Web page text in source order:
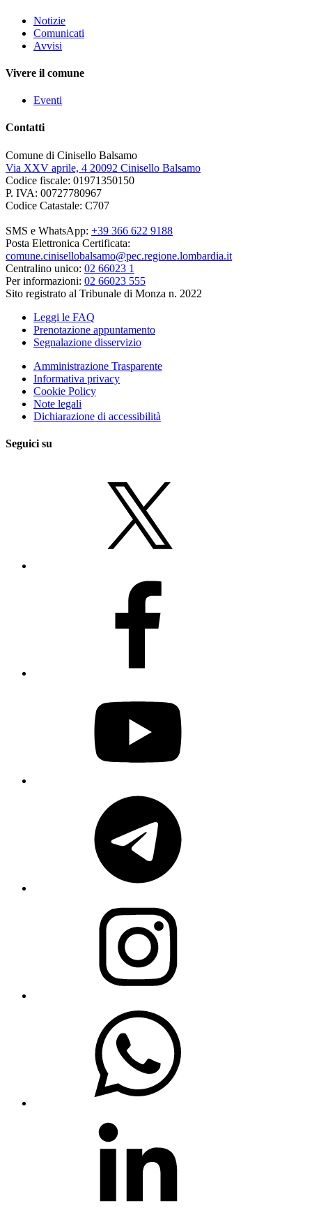
Notizie
Comunicati
Avvisi
Vivere il comune
Eventi
Contatti
Comune di Cinisello Balsamo
Via XXV aprile, 4 20092 Cinisello Balsamo
Codice fiscale: 01971350150
P. IVA: 00727780967
Codice Catastale: C707
SMS e WhatsApp: +39 366 622 9188
Posta Elettronica Certificata:
comune.cinisellobalsamo@pec.regione.lombardia.it
Centralino unico: 02 66023 1
Per informazioni: 02 66023 555
Sito registrato al Tribunale di Monza n. 2022
Leggi le FAQ
Prenotazione appuntamento
Segnalazione disservizio
Amministrazione Trasparente
Informativa privacy
Cookie Policy
Note legali
Dichiarazione di accessibilità
Seguici su